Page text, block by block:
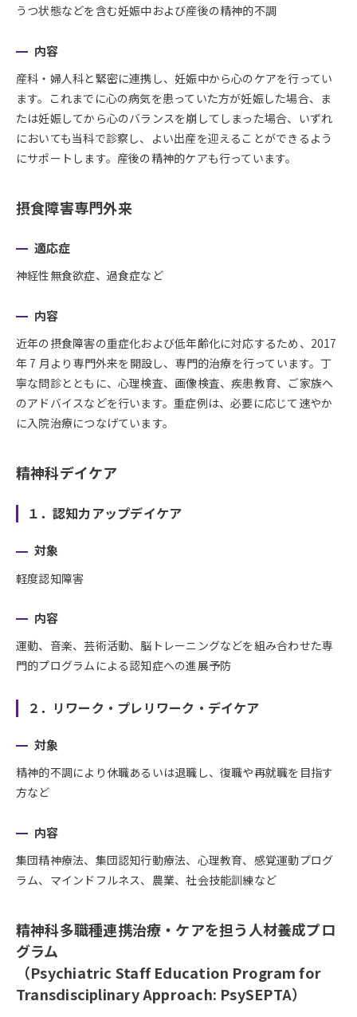
うつ状態などを含む妊娠中および産後の精神的不調
内容
産科・婦人科と緊密に連携し、妊娠中から心のケアを行ってい
ます。これまでに心の病気を患っていた方が妊娠した場合、ま
たは妊娠してから心のバランスを崩してしまった場合、いずれ
においても当科で診察し、よい出産を迎えることができるよう
にサポートします。産後の精神的ケアも行っています。
摂食障害専門外来
適応症
神経性無食欲症、過食症など
内容
近年の摂食障害の重症化および低年齢化に対応するため、2017
年 7 月より専門外来を開設し、専門的治療を行っています。丁
寧な問診とともに、心理検査、画像検査、疾患教育、ご家族へ
のアドバイスなどを行います。重症例は、必要に応じて速やか
に入院治療につなげています。
精神科デイケア
１．認知力アップデイケア
対象
軽度認知障害
内容
運動、音楽、芸術活動、脳トレーニングなどを組み合わせた専
門的プログラムによる認知症への進展予防
２．リワーク・プレリワーク・デイケア
対象
精神的不調により休職あるいは退職し、復職や再就職を目指す
方など
内容
集団精神療法、集団認知行動療法、心理教育、感覚運動プログ
ラム、マインドフルネス、農業、社会技能訓練など
精神科多職種連携治療・ケアを担う人材養成プロ
グラム
（Psychiatric Staff Education Program for
Transdisciplinary Approach: PsySEPTA）